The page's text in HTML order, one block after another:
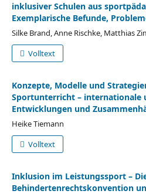
inklusiver Schulen aus
Exemplarische Befunde,
Silke Brand, Anne Rischke, Matthias
Volltext
Konzepte, Modelle und
Sportunterricht – internationale
Entwicklungen und
Heike Tiemann
Volltext
Inklusion im Leistungssport –
Behindertenrechtskonvention